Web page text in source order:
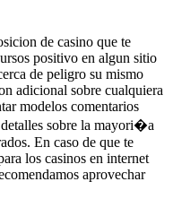
de casino que te
positivo en algun sitio
de peligro su mismo
adicional sobre cualquiera
modelos comentarios
sobre la mayori�a
En caso de que te
los casinos en internet
aprovechar